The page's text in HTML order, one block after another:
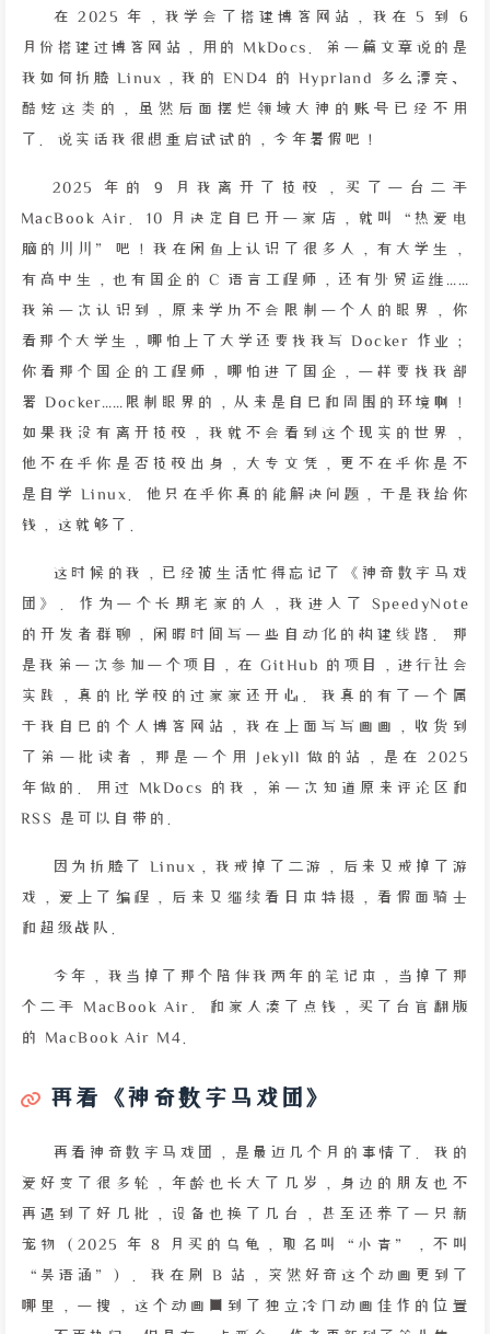
在 2025 年，我学会了搭建博客网站，我在 5 到 6
月份搭建过博客网站，用的 MkDocs。第一篇文章说的是
我如何折腾 Linux，我的 END4 的 Hyprland 多么漂亮、
酷炫这类的，虽然后面摆烂领域大神的账号已经不用
了。说实话我很想重启试试的，今年暑假吧！
2025 年的 9 月我离开了技校，买了一台二手
MacBook Air。10 月决定自己开一家店，就叫“热爱电
脑的川川”吧！我在闲鱼上认识了很多人，有大学生，
有高中生，也有国企的 C 语言工程师，还有外贸运维……
我第一次认识到，原来学历不会限制一个人的眼界，你
看那个大学生，哪怕上了大学还要找我写 Docker 作业；
你看那个国企的工程师，哪怕进了国企，一样要找我部
署 Docker……限制眼界的，从来是自己和周围的环境啊！
如果我没有离开技校，我就不会看到这个现实的世界，
他不在乎你是否技校出身，大专文凭，更不在乎你是不
是自学 Linux。他只在乎你真的能解决问题，于是我给你
钱，这就够了。
这时候的我，已经被生活忙得忘记了《神奇数字马戏
团》。作为一个长期宅家的人，我进入了 SpeedyNote
的开发者群聊，闲暇时间写一些自动化的构建线路。那
是我第一次参加一个项目，在 GitHub 的项目，进行社会
实践，真的比学校的过家家还开心。我真的有了一个属
于我自己的个人博客网站，我在上面写写画画，收货到
了第一批读者，那是一个用 Jekyll 做的站，是在 2025
年做的。用过 MkDocs 的我，第一次知道原来评论区和
RSS 是可以自带的。
因为折腾了 Linux，我戒掉了二游，后来又戒掉了游
戏，爱上了编程，后来又继续看日本特摄，看假面骑士
和超级战队。
今年，我当掉了那个陪伴我两年的笔记本，当掉了那
个二手 MacBook Air。和家人凑了点钱，买了台官翻版
的 MacBook Air M4。
再看《神奇数字马戏团》
再看神奇数字马戏团，是最近几个月的事情了。我的
爱好变了很多轮，年龄也长大了几岁，身边的朋友也不
再遇到了好几批，设备也换了几台，甚至还养了一只新
宠物（2025 年 8 月买的乌龟，取名叫“小青”，不叫
“吴语涵”）。我在刷 B 站，突然好奇这个动画更到了
哪里，一搜，这个动画回到了独立冷门动画佳作的位置